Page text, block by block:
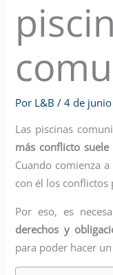
Por L&B/4 de
Las piscinas
más conflicto suele
Cuando comienza
con él los
Por eso, es
derechos y
para poder hacer